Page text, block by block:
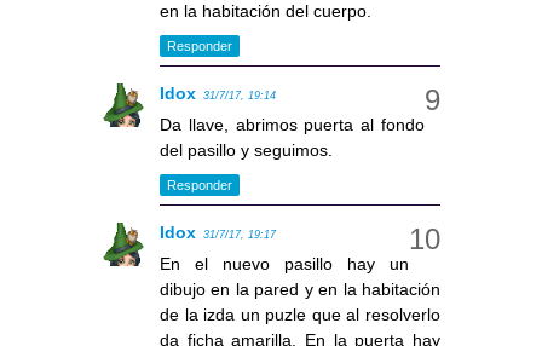
en la habitación del cuerpo.
Responder
Idox 31/7/17, 19:14
Da llave, abrimos puerta al fondo
del pasillo y seguimos.
Responder
Idox 31/7/17, 19:17
En el nuevo pasillo hay un
dibujo en la pared y en la habitación
de la izda un puzle que al resolverlo
da ficha amarilla. En la puerta hay